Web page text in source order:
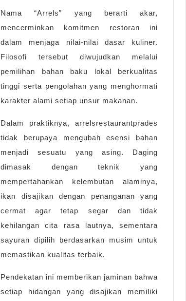
Nama “Arrels” yang berarti akar,
mencerminkan komitmen restoran ini
dalam menjaga nilai-nilai dasar kuliner.
Filosofi tersebut diwujudkan melalui
pemilihan bahan baku lokal berkualitas
tinggi serta pengolahan yang menghormati
karakter alami setiap unsur makanan.
Dalam praktiknya, arrelsrestaurantprades
tidak berupaya mengubah esensi bahan
menjadi sesuatu yang asing. Daging
dimasak dengan teknik yang
mempertahankan kelembutan alaminya,
ikan disajikan dengan penanganan yang
cermat agar tetap segar dan tidak
kehilangan cita rasa lautnya, sementara
sayuran dipilih berdasarkan musim untuk
memastikan kualitas terbaik.
Pendekatan ini memberikan jaminan bahwa
setiap hidangan yang disajikan memiliki